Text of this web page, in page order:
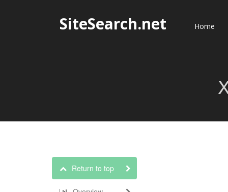
SiteSearch.net Home
Return to top